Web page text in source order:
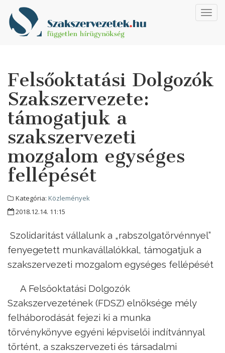
Felsőoktatási Dolgozók
Szakszervezete:
támogatjuk a
szakszervezeti
mozgalom egységes
fellépését
Kategória: Közlemények
2018.12.14. 11:15
Szolidaritást vállalunk a „rabszolgatörvénnyel”
fenyegetett munkavállalókkal, támogatjuk a
szakszervezeti mozgalom egységes fellépését
A Felsőoktatási Dolgozók
Szakszervezetének (FDSZ) elnöksége mély
felháborodását fejezi ki a munka
törvénykönyve egyéni képviselői indítvánnyal
történt, a szakszervezeti és társadalmi